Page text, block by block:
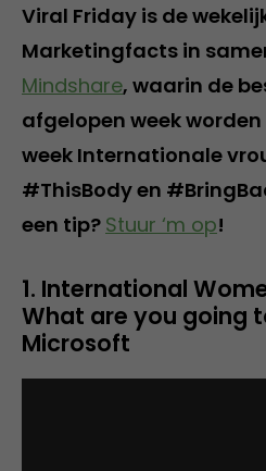
Viral Friday is de
Marketingfacts in
Mindshare, waarin de
afgelopen week
week Internationale
#ThisBody en
een tip? Stuur ‘m op!
1. International
What are you going
Microsoft